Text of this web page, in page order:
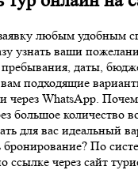
любым удобным
узнать ваши
даты,
подходящие
через WhatsApp.
большое количество
для вас идеальный
бронирование? По
ссылке через сайт